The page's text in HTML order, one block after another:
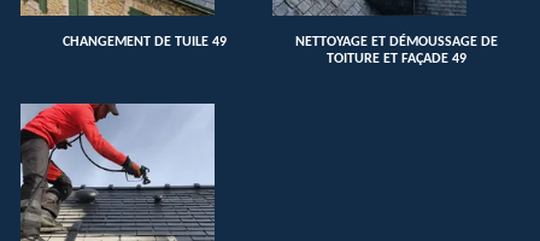
CHANGEMENT DE TUILE 49
NETTOYAGE ET DÉMOUSSAGE DE
TOITURE ET FAÇADE 49